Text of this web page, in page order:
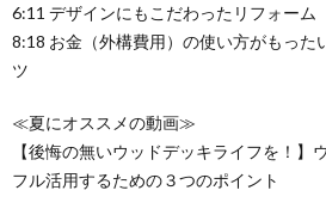
6:11 デザインにもこだわったリフォーム
8:18 お金（外構費用）の使い方がもっ
ツ
≪夏にオススメの動画≫
【後悔の無いウッドデッキライフを！】
フル活用するための３つのポイント